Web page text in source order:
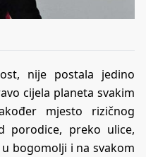
nije postala jedino
cijela planeta svakim
mjesto rizičnog
porodice, preko ulice,
bogomolji i na svakom